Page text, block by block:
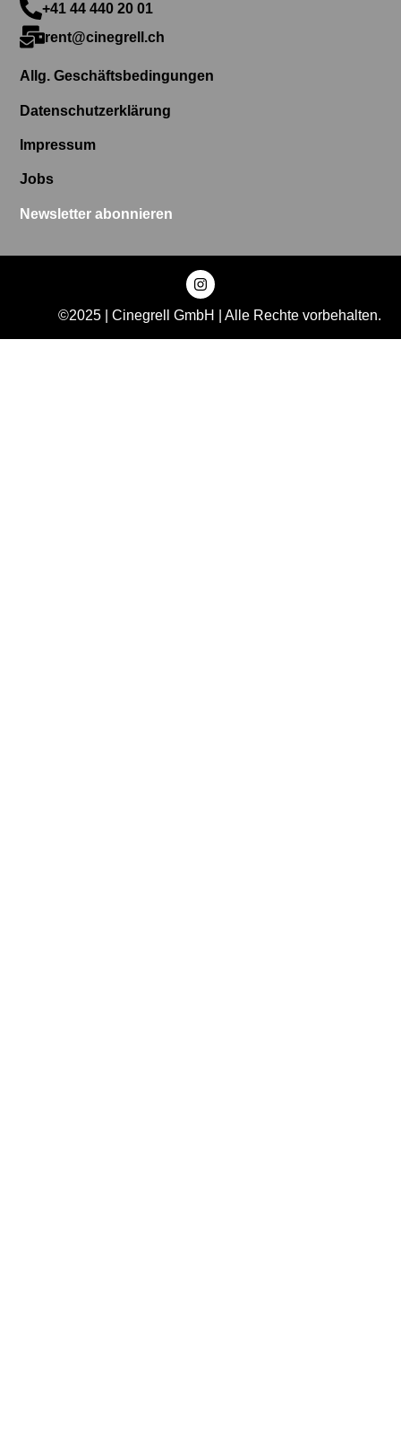
+41 44 440 20 01
rent@cinegrell.ch
Allg. Geschäftsbedingungen
Datenschutzerklärung
Impressum
Jobs
Newsletter abonnieren
©2025 | Cinegrell GmbH | Alle Rechte vorbehalten.